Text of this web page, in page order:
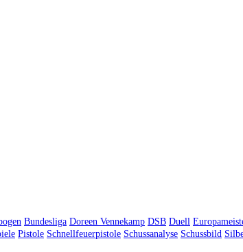
Bundesliga Doreen Vennekamp DSB Duell
Pistole Schnellfeuerpistole Schussanalyse Schussbild